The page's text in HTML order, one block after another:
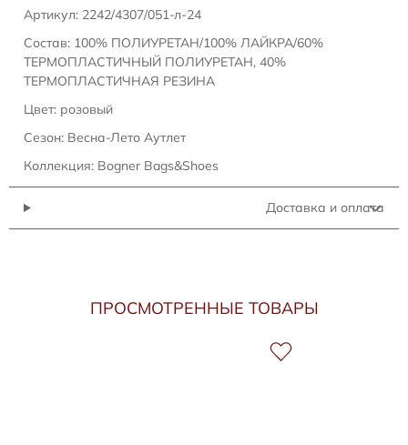
Артикул: 2242/4307/051-л-24
Состав: 100% ПОЛИУРЕТАН/100% ЛАЙКРА/60%
ТЕРМОПЛАСТИЧНЫЙ ПОЛИУРЕТАН, 40%
ТЕРМОПЛАСТИЧНАЯ РЕЗИНА
Цвет: розовый
Сезон: Весна-Лето Аутлет
Коллекция: Bogner Bags&Shoes
Доставка и оплата
ПРОСМОТРЕННЫЕ ТОВАРЫ